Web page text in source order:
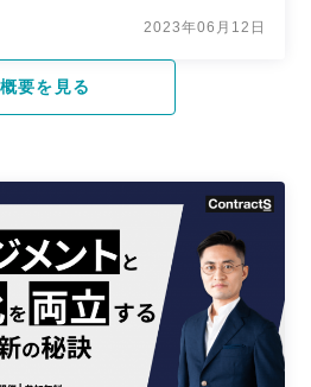
2023年06月12日
概要を見る